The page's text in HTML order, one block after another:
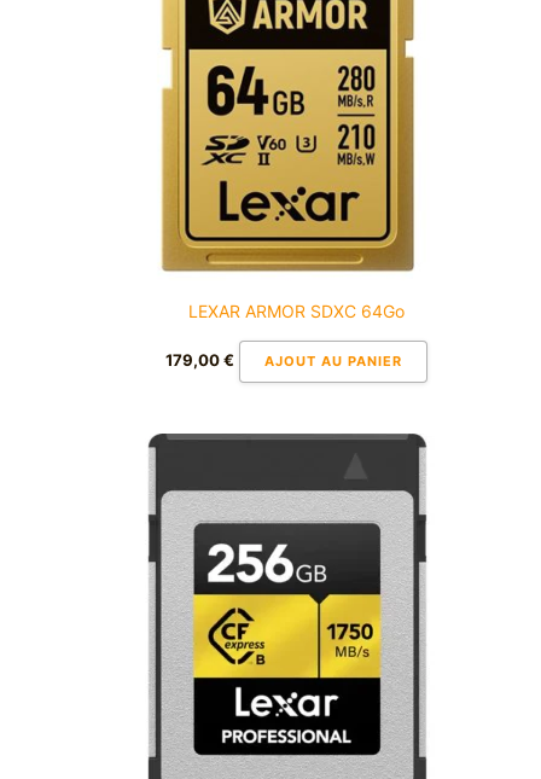
LEXAR ARMOR SDXC 64Go
179,00€ AJOUT AU PANIER